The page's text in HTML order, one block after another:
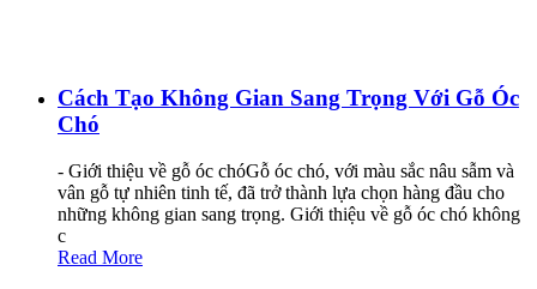
Cách Tạo Không Gian Sang Trọng Với Gỗ Óc
Chó
- Giới thiệu về gỗ óc chóGỗ óc chó, với màu sắc nâu sẫm và
vân gỗ tự nhiên tinh tế, đã trở thành lựa chọn hàng đầu cho
những không gian sang trọng. Giới thiệu về gỗ óc chó không
c
Read More